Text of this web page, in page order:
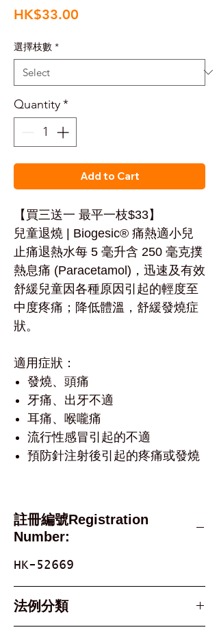
HK$33.00
選擇枝數 *
Quantity*
Add to Cart
【買三送一 最平一枝$33】
兒童退燒 | Biogesic® 痛熱適小兒
止痛退熱水每 5 毫升含 250 毫克撲
熱息痛 (Paracetamol)，迅速及有效
舒緩兒童因各種原因引起的輕度至
中度疼痛；降低體溫，舒緩發燒症
狀。
適用症狀：
發燒、頭痛
牙痛、出牙不適
耳痛、喉嚨痛
流行性感冒引起的不適
預防針注射後引起的疼痛或發燒
註冊編號Registration
Number:
HK-52669
法例分類